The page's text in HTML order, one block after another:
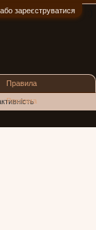
або зареєструватися
Правила
Реклама